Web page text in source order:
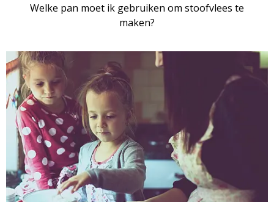
Welke pan moet ik gebruiken om stoofvlees te
maken?
ARTIKEL